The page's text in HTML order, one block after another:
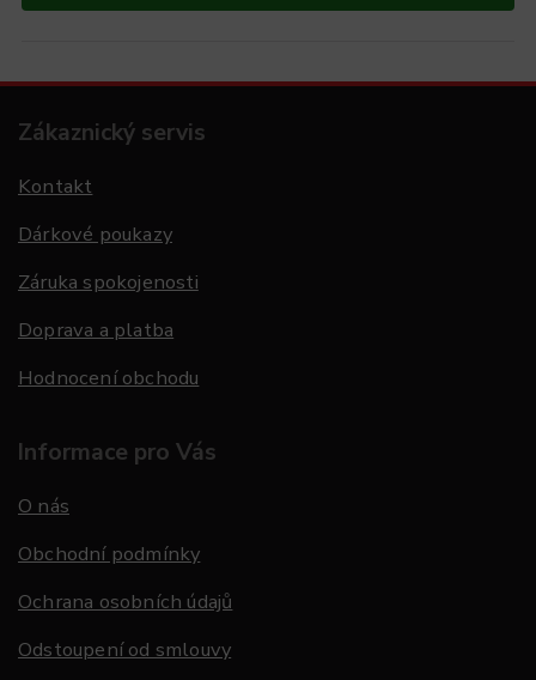
Zákaznický servis
Kontakt
Dárkové poukazy
Záruka spokojenosti
Doprava a platba
Hodnocení obchodu
Informace pro Vás
O nás
Obchodní podmínky
Ochrana osobních údajů
Odstoupení od smlouvy